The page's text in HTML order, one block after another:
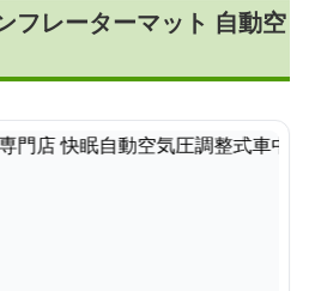
フレーターマット 自動空